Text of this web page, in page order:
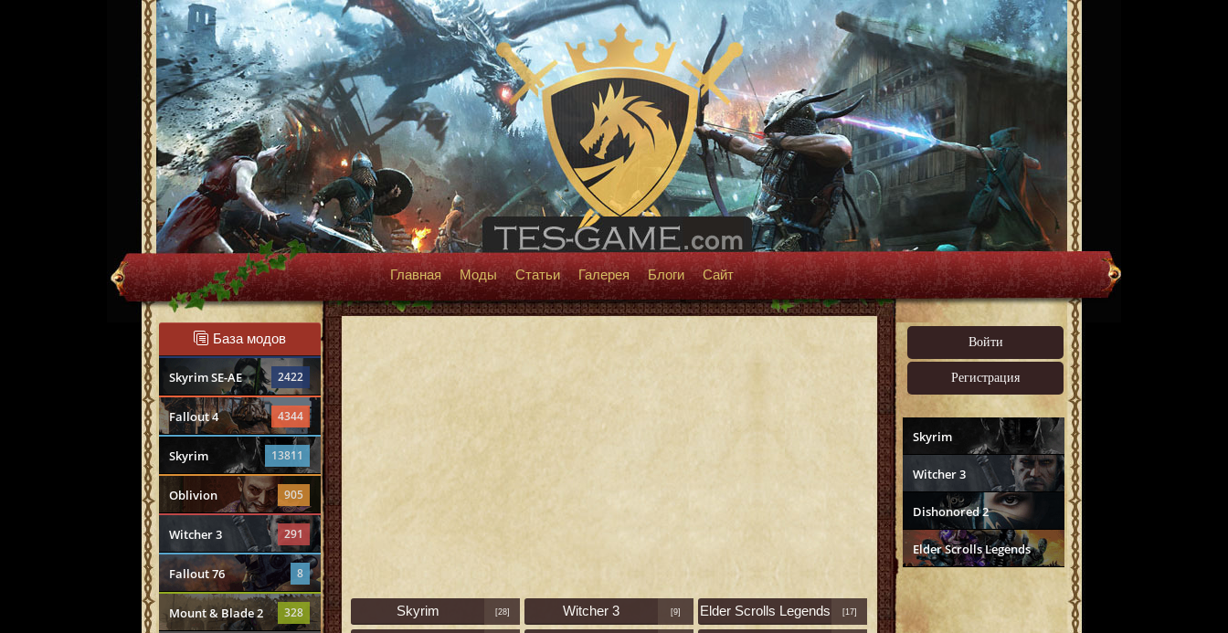
Главная Моды Статьи Галерея Блоги Сайт
База модов
Skyrim SE-AE 2422
Fallout 4 4344
Skyrim 13811
Oblivion 905
Witcher 3 291
Fallout 76 8
Mount & Blade 2 328
Войти
Регистрация
Skyrim
Witcher 3
Dishonored 2
Elder Scrolls Legends
Skyrim [28] Witcher 3 [9] Elder Scrolls Legends [17]